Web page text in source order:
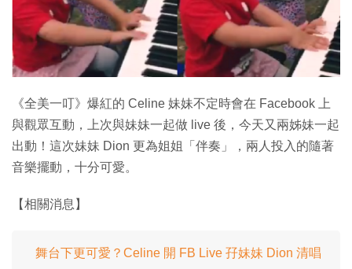
《全美一叮》爆紅的 Celine 妹妹不定時會在 Facebook 上
與觀眾互動，上次與妹妹一起做 live 後，今天又兩姊妹一起
出動！這次妹妹 Dion 更為姐姐「伴奏」，兩人投入的隨著
音樂擺動，十分可愛。
【相關消息】
舞台下更可愛？Celine 開 FB Live 孖妹妹 Dion 清唱